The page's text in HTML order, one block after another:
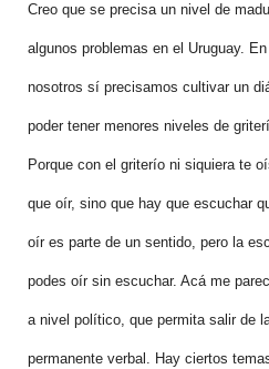
Creo que se precisa un nivel de
algunos problemas en el Uruguay.
nosotros sí precisamos cultivar un
poder tener menores niveles de
Porque con el griterío ni siquiera te
que oír, sino que hay que escuchar
oír es parte de un sentido, pero la
podes oír sin escuchar. Acá me
a nivel político, que permita salir de
permanente verbal. Hay ciertos